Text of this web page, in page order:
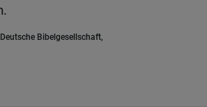
Bibelgesellschaft,